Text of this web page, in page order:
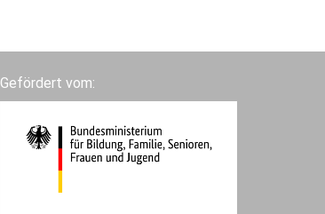
Gefördert vom: